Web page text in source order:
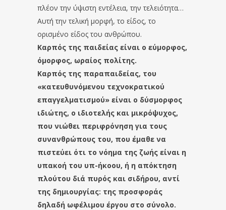
πλέον την ύψιστη εντέλεια, την τελειότητα…
Αυτή την τελική μορφή, το είδος, το
ορισμένο είδος του ανθρώπου.
Καρπός της παιδείας είναι ο εύμορφος,
όμορφος, ωραίος πολίτης.
Καρπός της παραπαιδείας, του
«κατευθυνόμενου τεχνοκρατικού
επαγγελματισμού» είναι ο δύσμορφος
ιδιώτης, ο ιδιοτελής και μικρόψυχος,
που νιώθει περιφρόνηση για τους
συνανθρώπους του, που έμαθε να
πιστεύει ότι το νόημα της ζωής είναι η
υπακοή του υπ-ήκοου, ή η απόκτηση
πλούτου διά πυρός και σιδήρου, αντί
της δημιουργίας: της προσφοράς
δηλαδή ωφέλιμου έργου στο σύνολο.